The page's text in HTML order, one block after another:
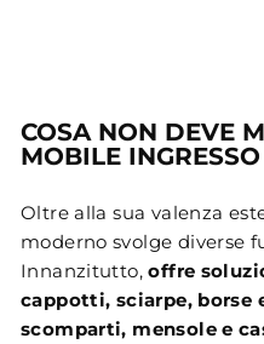
COSA NON DEVE
MOBILE
Oltre alla sua valenza
moderno svolge diverse
Innanzitutto,offre
cappotti, sciarpe, borse
scomparti, mensole e